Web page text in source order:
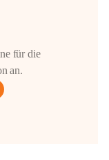
für die
an.